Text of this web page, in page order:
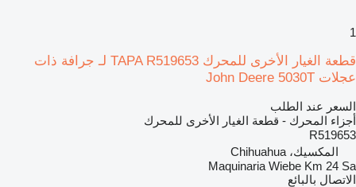
1
قطعة الغيار الأخرى للمحرك TAPA R519653 لـ جرافة ذات
عجلات John Deere 5030T
السعر عند الطلب
أجزاء المحرك - قطعة الغيار الأخرى للمحرك
R519653
المكسيك، Chihuahua
Maquinaria Wiebe Km 24 Sa
الاتصال بالبائع